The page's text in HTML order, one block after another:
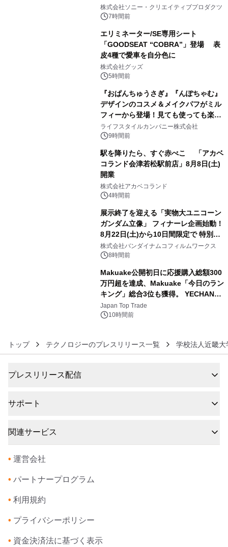
株式会社ソニー・クリエイティブプロダクツ
7時間前
エリミネーター/SE専用シート
「GOODSEAT “COBRA”」登場 表
皮4種で愛車を自分色に
株式会社グッズ
5時間前
『おぱんちゅうさぎ』『んぽちゃむ』
デザインのコスメ＆メイクパフがミル
フィーから登場！見ても使っても楽し
い、ポップでキュートなコレクショ
ン。
ライフスタイルカンパニー株式会社
9時間前
駅を降りたら、すぐ赤べこ 「アカベ
コランド会津若松駅前店」8月8日(土)
開業
株式会社アカベコランド
4時間前
展示終了を迎える「実物大ユニコーン
ガンダム立像」 フィナーレ企画始動！
8月22日(土)から10日間限定で 特別映
像『UNICORN GUNDAM Statue ―
BEYOND POSSIBILITY ―』を上映！
株式会社バンダイナムコフィルムワークス
8時間前
Makuake公開初日に応援購入総額300
万円超を達成、Makuake「今日のラン
キング」総合3位も獲得。 YECHAN音
浴シンギングボウル第2弾の大型サイ
ズ（XL・2XL・3XL）を先行販売中
Japan Top Trade
10時間前
トップ テクノロジーのプレスリリース一覧 学校法人近畿大
プレスリリース配信
サポート
関連サービス
• 運営会社
• パートナープログラム
• 利用規約
• プライバシーポリシー
• 資金決済法に基づく表示